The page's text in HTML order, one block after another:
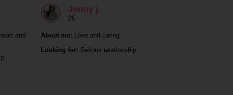
and
Jenny j
25
About me: Love and caring
Looking for: Serious relationship